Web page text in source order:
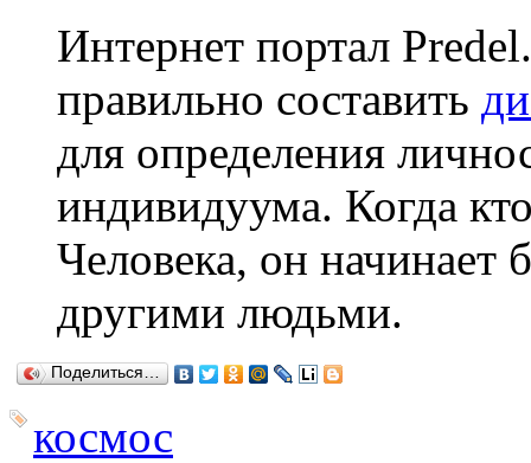
Интернет портал
правильно составить
для определения
индивидуума. Когда
Человека, он начинает
другими людьми.
Поделиться…
космос